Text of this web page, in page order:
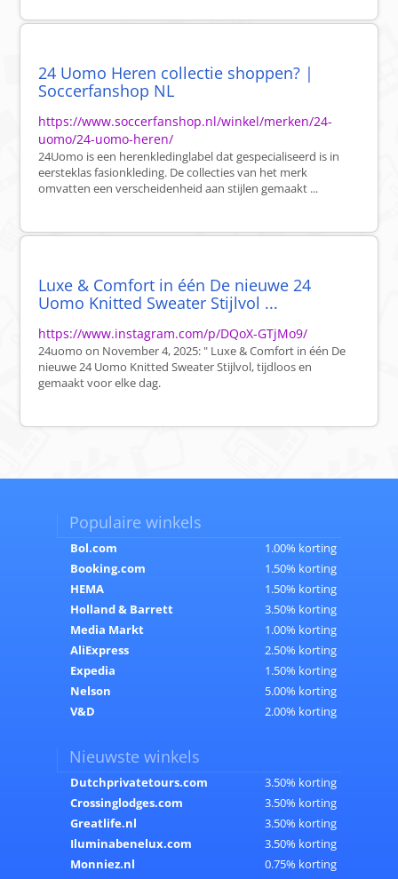
24 Uomo Heren collectie shoppen? |
Soccerfanshop NL
https://www.soccerfanshop.nl/winkel/merken/24-
uomo/24-uomo-heren/
24Uomo is een herenkledinglabel dat gespecialiseerd is in
eersteklas fasionkleding. De collecties van het merk
omvatten een verscheidenheid aan stijlen gemaakt ...
Luxe & Comfort in één De nieuwe 24
Uomo Knitted Sweater Stijlvol ...
https://www.instagram.com/p/DQoX-GTjMo9/
24uomo on November 4, 2025: " Luxe & Comfort in één De
nieuwe 24 Uomo Knitted Sweater Stijlvol, tijdloos en
gemaakt voor elke dag.
Populaire winkels
Bol.com
1.00% korting
Booking.com
1.50% korting
HEMA
1.50% korting
Holland & Barrett
3.50% korting
Media Markt
1.00% korting
AliExpress
2.50% korting
Expedia
1.50% korting
Nelson
5.00% korting
V&D
2.00% korting
Nieuwste winkels
Dutchprivatetours.com
3.50% korting
Crossinglodges.com
3.50% korting
Greatlife.nl
3.50% korting
Iluminabenelux.com
3.50% korting
Monniez.nl
0.75% korting